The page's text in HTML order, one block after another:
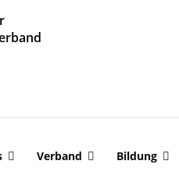
Verband Bildung